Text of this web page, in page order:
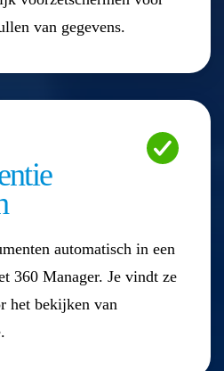
van gegevens.
automatisch in een
360 Manager. Je vindt ze
het bekijken van